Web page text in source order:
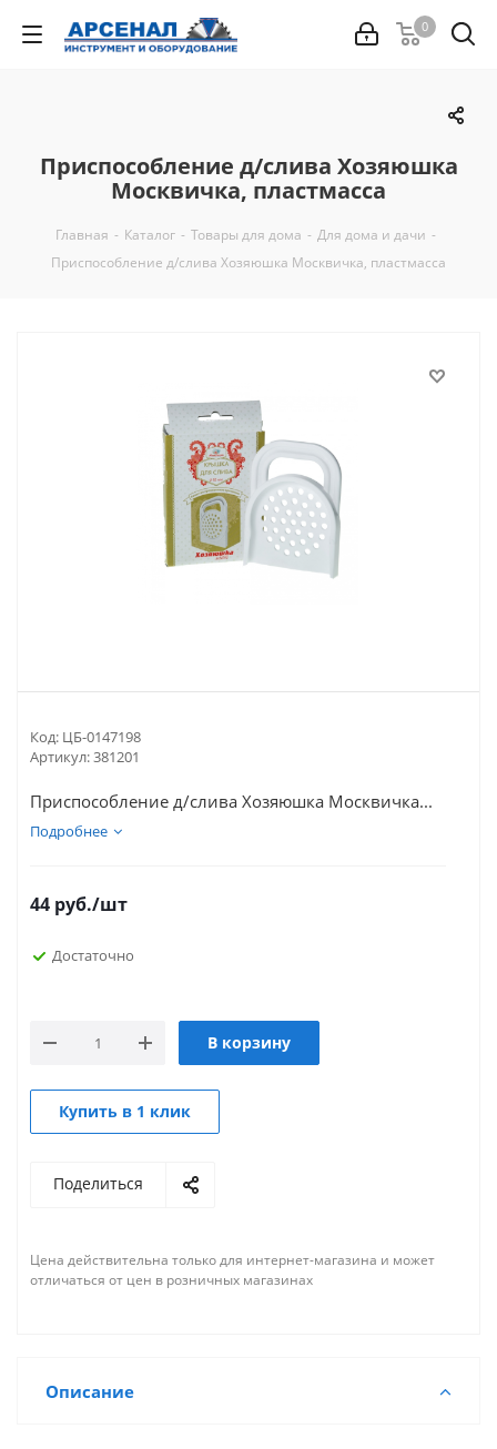
0
Приспособление д/слива Хозяюшка
Москвичка, пластмасса
Главная - Каталог - Товары для дома - Для дома и дачи -
Приспособление д/слива Хозяюшка Москвичка, пластмасса
Код: ЦБ-0147198
Артикул:381201
Приспособление д/слива Хозяюшка Москвичка...
Подробнее
44 руб./шт
Достаточно
В корзину
Купить в 1 клик
Поделиться
Цена действительна только для интернет-магазина и может
отличаться от цен в розничных магазинах
Описание